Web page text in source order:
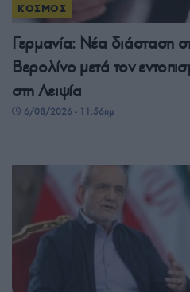
ΚΟΣΜΟΣ
Γερμανία: Νέα διάσταση
Βερολίνο μετά τον
στη Λειψία
6/08/2026 - 11:56πμ